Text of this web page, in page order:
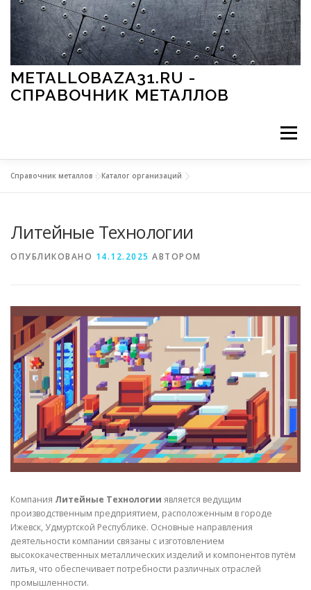
Перейти к содержимому
METALLOBAZA31.RU -
СПРАВОЧНИК МЕТАЛЛОВ
Меню
МЕТАЛЛЫ И ОКРУЖАЮЩАЯ СРЕДА
СВОЙСТВА МЕТАЛЛОВ СОРТА МЕТАЛЛОВ
СТАТЬИ
Справочник металлов »Каталог организаций
Литейные Технологии
ОПУБЛИКОВАНО 14.12.2025 АВТОРОМ
Компания Литейные Технологии является ведущим
производственным предприятием, расположенным в городе
Ижевск, Удмуртской Республике. Основные направления
деятельности компании связаны с изготовлением
высококачественных металлических изделий и компонентов путём
литья, что обеспечивает потребности различных отраслей
промышленности.